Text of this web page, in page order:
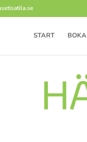
START BOKA